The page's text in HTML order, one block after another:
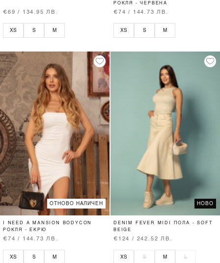
€69 / 134.95 ЛВ.
XS S M
РОКЛЯ - ЧЕРВЕНА
€74 / 144.73 ЛВ.
XS S M
ОТНОВО НАЛИЧЕН
I NEED A MANSION BODYCON
РОКЛЯ - ЕКРЮ
€74 / 144.73 ЛВ.
XS S M
НОВО
DENIM FEVER MIDI ПОЛА - SOFT
BEIGE
€124 / 242.52 ЛВ.
XS S M L